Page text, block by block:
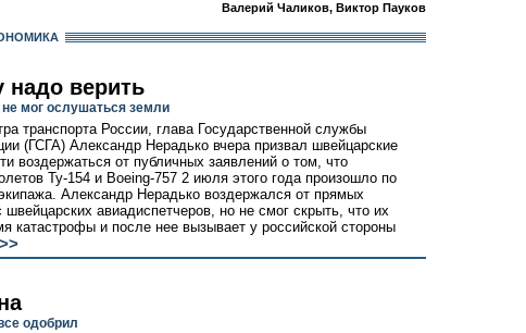
Валерий Чаликов, Виктор Пауков
надо верить
мог ослушаться земли
транспорта России, глава Государственной службы
(ГСГА) Александр Нерадько вчера призвал швейцарские
воздержаться от публичных заявлений о том, что
Ту-154 и Boeing-757 2 июля этого года произошло по
Александр Нерадько воздержался от прямых
швейцарских авиадиспетчеров, но не смог скрыть, что их
катастрофы и после нее вызывает у российской стороны
>>
одобрил